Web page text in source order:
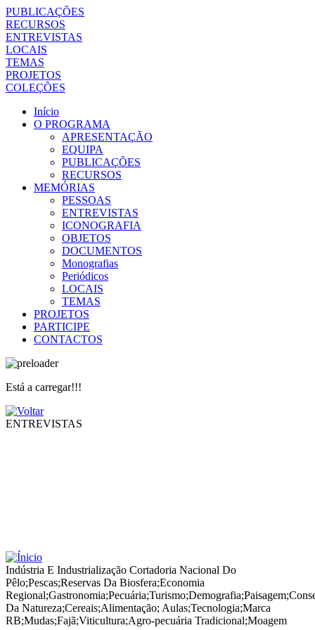
PUBLICAÇÕES
RECURSOS
ENTREVISTAS
LOCAIS
TEMAS
PROJETOS
COLEÇÕES
Início
O PROGRAMA
APRESENTAÇÃO
EQUIPA
PUBLICAÇÕES
RECURSOS
MEMÓRIAS
PESSOAS
ENTREVISTAS
ICONOGRAFIA
OBJETOS
DOCUMENTOS
Monografias
Periódicos
LOCAIS
TEMAS
PROJETOS
PARTICIPE
CONTACTOS
Está a carregar!!!
ENTREVISTAS
Indústria E Industrialização Cortadoria Nacional Do
Pêlo;Pescas;Reservas Da Biosfera;Economia
Regional;Gastronomia;Pecuária;Turismo;Demografia;Paisagem;
Da Natureza;Cereais;Alimentação; Aulas;Tecnologia;Marca
RB;Mudas;Fajã;Viticultura;Agro-pecuária Tradicional;Moagem